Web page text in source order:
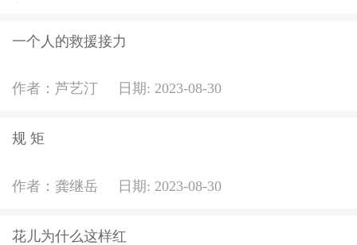
一个人的救援接力
作者： 芦艺汀 日期: 2023-08-30
规 矩
作者： 龚继岳 日期: 2023-08-30
花儿为什么这样红